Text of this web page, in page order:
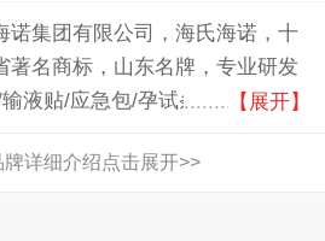
诺集团有限公司，海氏海诺，十
著名商标，山东名牌，专业研发
液贴/应急包/孕试条/避孕套系
【展开】
详细介绍点击展开>>